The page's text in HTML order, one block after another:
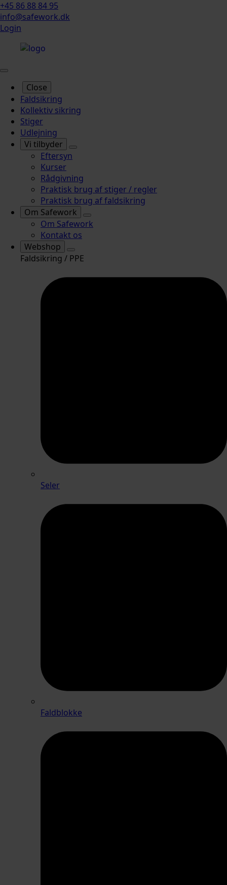
+45 86 88 84 95
info@safework.dk
Login
Close
Faldsikring
Kollektiv sikring
Stiger
Udlejning
Vi tilbyder
Eftersyn
Kurser
Rådgivning
Praktisk brug af stiger / regler
Praktisk brug af faldsikring
Om Safework
Om Safework
Kontakt os
Webshop
Faldsikring / PPE
Seler
Faldblokke